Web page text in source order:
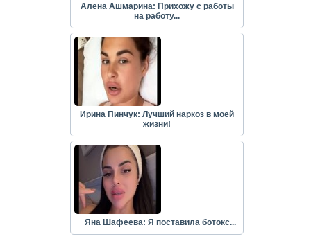
Алёна Ашмарина: Прихожу с работы
на работу...
Ирина Пинчук: Лучший наркоз в моей
жизни!
Яна Шафеева: Я поставила ботокс...